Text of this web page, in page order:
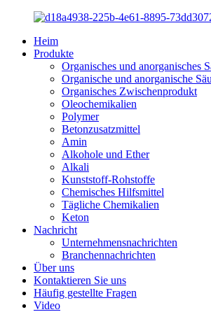
Heim
Produkte
Organisches und anorganisches
Organische und anorganische
Organisches Zwischenprodukt
Oleochemikalien
Polymer
Betonzusatzmittel
Amin
Alkohole und Ether
Alkali
Kunststoff-Rohstoffe
Chemisches Hilfsmittel
Tägliche Chemikalien
Keton
Nachricht
Unternehmensnachrichten
Branchennachrichten
Über uns
Kontaktieren Sie uns
Häufig gestellte Fragen
Video